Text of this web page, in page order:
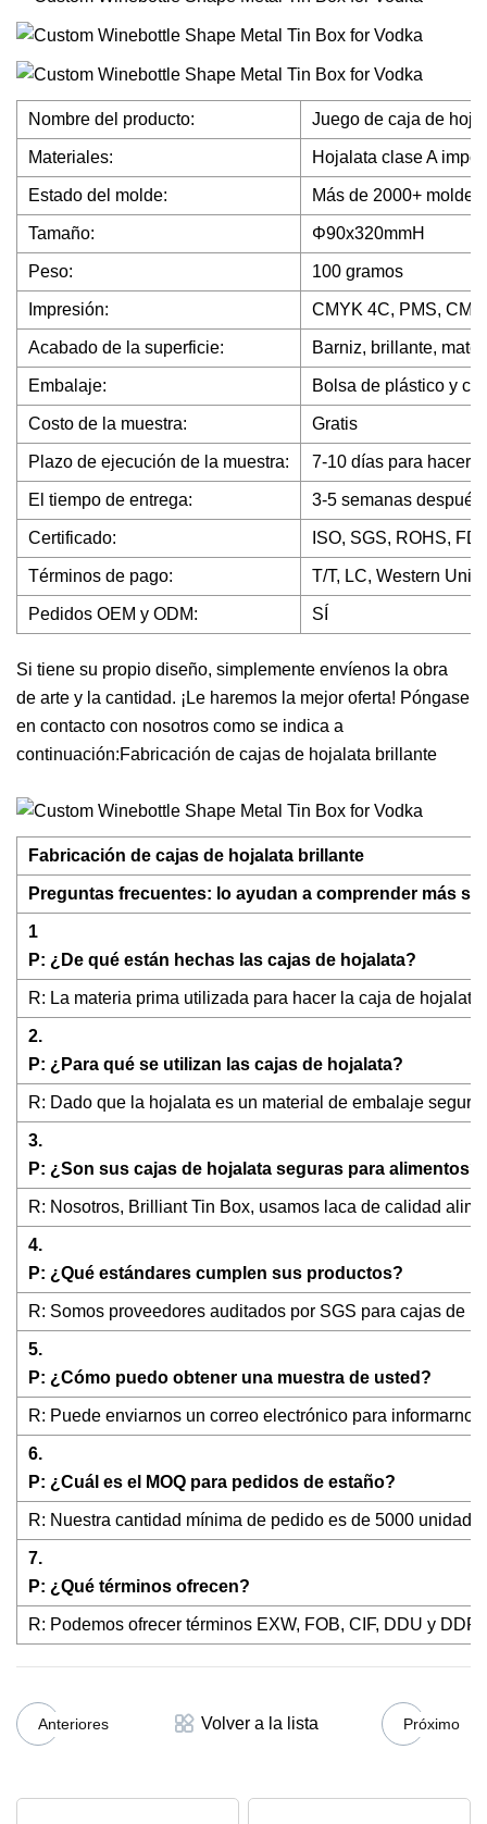
Nombre del producto: Juego de caja de
Materiales: Hojalata clase A
Estado del molde: Más de 2000+
Tamaño: Φ90x320mmH
Peso: 100 gramos
Impresión: CMYK 4C, PMS,
Acabado de la superficie: Barniz, brillante,
Embalaje: Bolsa de plástico y
Costo de la muestra: Gratis
Plazo de ejecución de la muestra: 7-10 días para hacer
El tiempo de entrega: 3-5 semanas
Certificado: ISO, SGS, ROHS,
Términos de pago: T/T, LC, Western
Pedidos OEM y ODM: SÍ
Si tiene su propio diseño, simplemente envíenos la obra
de arte y la cantidad. ¡Le haremos la mejor oferta! Póngase
en contacto con nosotros como se indica a
continuación:Fabricación de cajas de hojalata brillante
Fabricación de cajas de hojalata brillante
Preguntas frecuentes: lo ayudan a comprender más
1
P: ¿De qué están hechas las cajas de hojalata?
R: La materia prima utilizada para hacer la caja de
2.
P: ¿Para qué se utilizan las cajas de hojalata?
R: Dado que la hojalata es un material de embalaje
3.
P: ¿Son sus cajas de hojalata seguras para alimentos?
R: Nosotros, Brilliant Tin Box, usamos laca de calidad
4.
P: ¿Qué estándares cumplen sus productos?
R: Somos proveedores auditados por SGS para cajas de
5.
P: ¿Cómo puedo obtener una muestra de usted?
R: Puede enviarnos un correo electrónico para
6.
P: ¿Cuál es el MOQ para pedidos de estaño?
R: Nuestra cantidad mínima de pedido es de 5000
7.
P: ¿Qué términos ofrecen?
R: Podemos ofrecer términos EXW, FOB, CIF, DDU y
Anteriores Volver a la lista Próximo